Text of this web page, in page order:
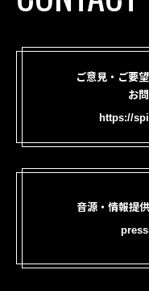
ご意見・ご要
お
https://
音源・情報提